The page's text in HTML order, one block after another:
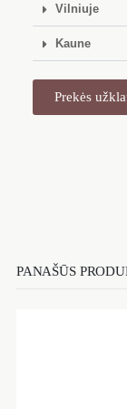
Vilniuje
Kaune
Prekės
PANAŠŪS